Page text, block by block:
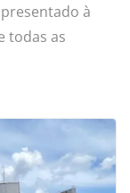
à
todas as